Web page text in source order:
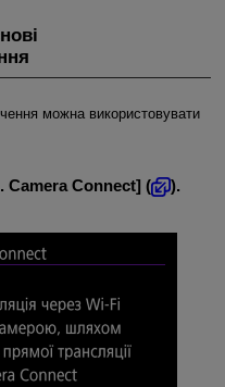
можна використовувати
Camera Connect] (
).